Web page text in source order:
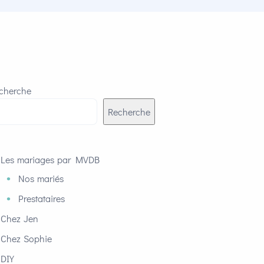
Recherche
Les mariages par MVDB
Nos mariés
Prestataires
Chez Jen
Chez Sophie
DIY